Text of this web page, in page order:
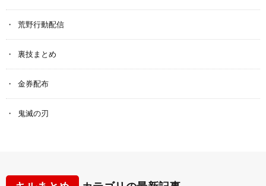
荒野行動配信
裏技まとめ
金券配布
鬼滅の刃